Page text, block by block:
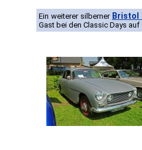
Ein weiterer silberner Bristol
Gast bei den Classic Days